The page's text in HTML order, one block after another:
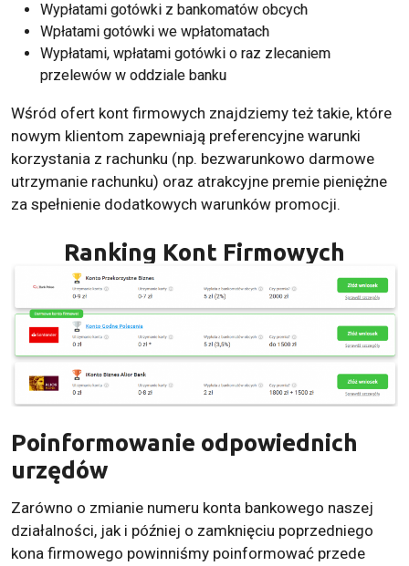
Wypłatami gotówki z bankomatów obcych
Wpłatami gotówki we wpłatomatach
Wypłatami, wpłatami gotówki o raz zlecaniem
przelewów w oddziale banku
Wśród ofert kont firmowych znajdziemy też takie, które
nowym klientom zapewniają preferencyjne warunki
korzystania z rachunku (np. bezwarunkowo darmowe
utrzymanie rachunku) oraz atrakcyjne premie pieniężne
za spełnienie dodatkowych warunków promocji.
Ranking Kont Firmowych
Poinformowanie odpowiednich
urzędów
Zarówno o zmianie numeru konta bankowego naszej
działalności, jak i później o zamknięciu poprzedniego
kona firmowego powinniśmy poinformować przede